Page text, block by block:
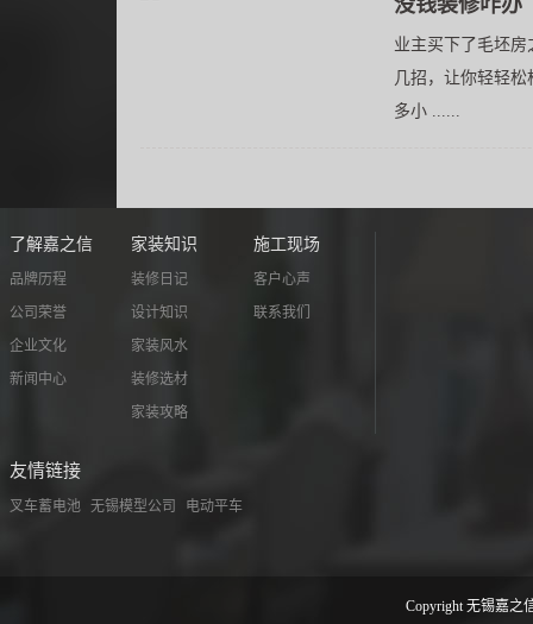
业主买下了毛坯
几招，让你轻轻
多小 ......
了解嘉之信
品牌历程
公司荣誉
企业文化
新闻中心
家装知识
装修日记
设计知识
家装风水
装修选材
家装攻略
施工现场
客户心声
联系我们
友情链接
叉车蓄电池 无锡模型公司 电动平车
Copyright 无锡嘉之